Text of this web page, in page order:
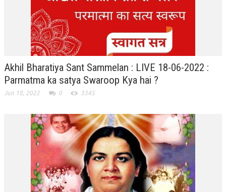
Akhil Bharatiya Sant Sammelan : LIVE 18-06-2022 :
Parmatma ka satya Swaroop Kya hai ?
Jun 18, 2022 0 3345